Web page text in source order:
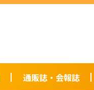
通販誌・会報誌